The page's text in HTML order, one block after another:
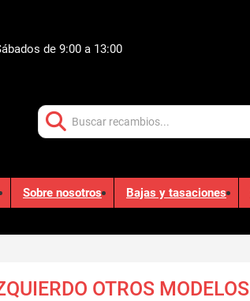
de 9:00 a 13:00
Sobre nosotros Bajas y tasaciones
OTROS MODELOS